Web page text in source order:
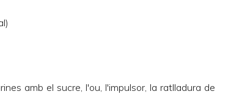
amb el sucre, l'ou, l'impulsor, la ratlladura de